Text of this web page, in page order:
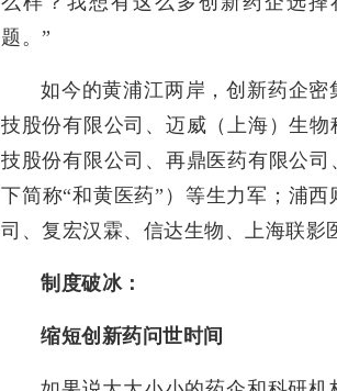
题。”
如今的黄浦江两岸，创新药企
技股份有限公司、迈威（上海）生
技股份有限公司、再鼎医药有限公
下简称“和黄医药”）等生力军；浦
司、复宏汉霖、信达生物、上海联影
制度破冰：
缩短创新药问世时间